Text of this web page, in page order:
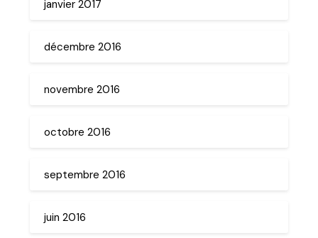
janvier 2017
décembre 2016
novembre 2016
octobre 2016
septembre 2016
juin 2016